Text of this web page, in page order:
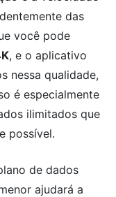
das
você pode
, e o aplicativo
nessa qualidade,
é especialmente
ilimitados que
possível.
de dados
ajudará a